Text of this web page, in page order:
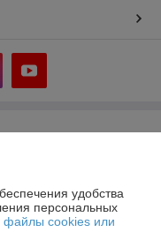
удобства
персональных
файлы cookies или